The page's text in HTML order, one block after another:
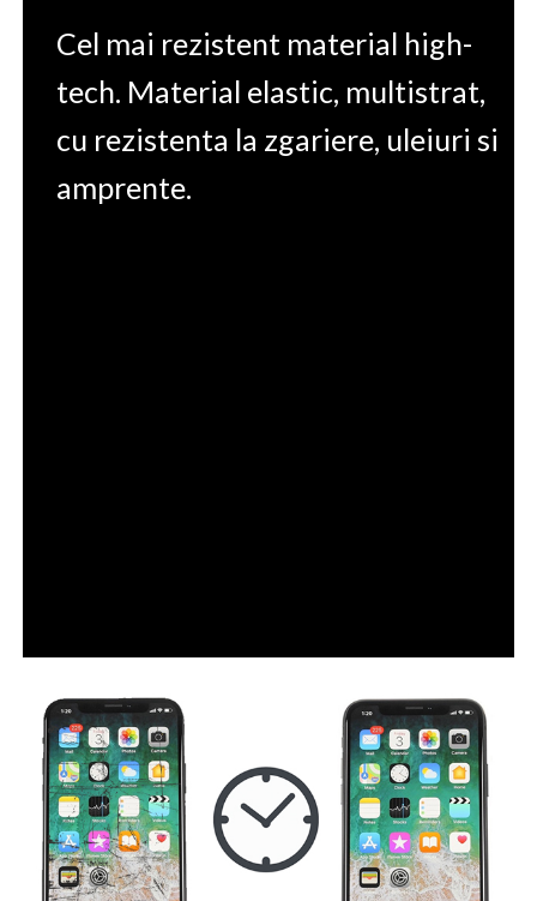
Cel mai rezistent material high-
tech. Material elastic, multistrat,
cu rezistenta la zgariere, uleiuri si
amprente.